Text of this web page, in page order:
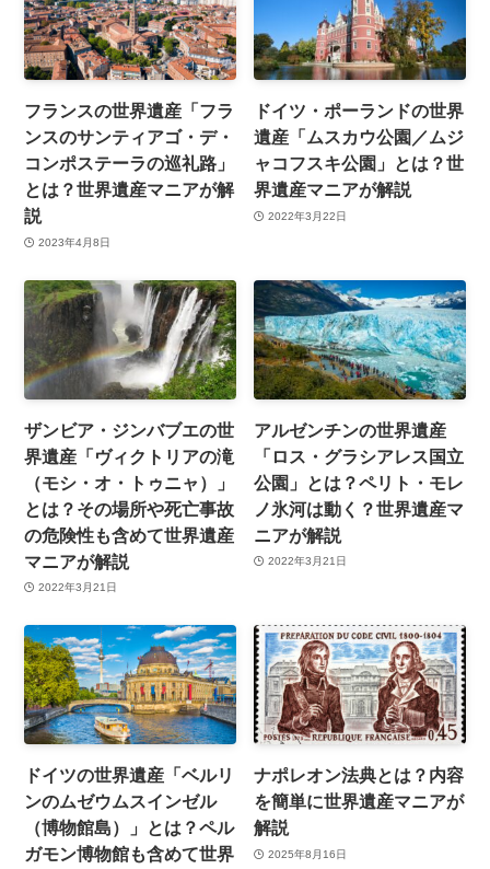
フランスの世界遺産「フラ
ンスのサンティアゴ・デ・
コンポステーラの巡礼路」
とは？世界遺産マニアが解
説
2023年4月8日
ドイツ・ポーランドの世界
遺産「ムスカウ公園／ムジ
ャコフスキ公園」とは？世
界遺産マニアが解説
2022年3月22日
ザンビア・ジンバブエの世
界遺産「ヴィクトリアの滝
（モシ・オ・トゥニャ）」
とは？その場所や死亡事故
の危険性も含めて世界遺産
マニアが解説
2022年3月21日
アルゼンチンの世界遺産
「ロス・グラシアレス国立
公園」とは？ペリト・モレ
ノ氷河は動く？世界遺産マ
ニアが解説
2022年3月21日
ドイツの世界遺産「ベルリ
ンのムゼウムスインゼル
（博物館島）」とは？ペル
ガモン博物館も含めて世界
ナポレオン法典とは？内容
を簡単に世界遺産マニアが
解説
2025年8月16日